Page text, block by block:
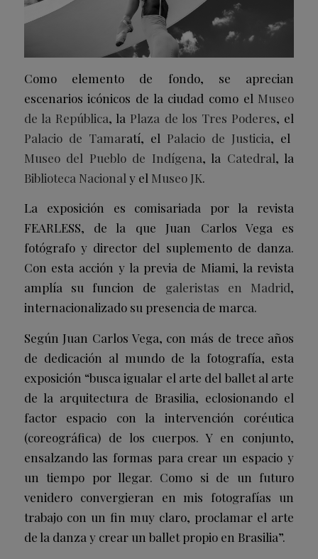
Como elemento de fondo, se aprecian
escenarios icónicos de la ciudad como el Museo
de la República, la Plaza de los Tres Poderes, el
Palacio de Tamaratí, el Palacio de Justicia, el
Museo del Pueblo de Indígena, la Catedral, la
Biblioteca Nacional y el Museo JK.
La exposición es comisariada por la revista
FEARLESS, de la que Juan Carlos Vega es
fotógrafo y director del suplemento de danza.
Con esta acción y la previa de Miami, la revista
amplía su funcion de galeristas en Madrid,
internacionalizado su presencia de marca.
Según Juan Carlos Vega, con más de trece años
de dedicación al mundo de la fotografía, esta
exposición “busca igualar el arte del ballet al arte
de la arquitectura de Brasilia, eclosionando el
factor espacio con la intervención coréutica
(coreográfica) de los cuerpos. Y en conjunto,
ensalzando las formas para crear un espacio y
un tiempo por llegar. Como si de un futuro
venidero convergieran en mis fotografías un
trabajo con un fin muy claro, proclamar el arte
de la danza y crear un ballet propio en Brasilia”.